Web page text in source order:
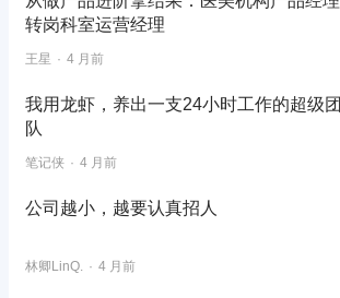
转岗科室运营经理
王星 4 月前
我用龙虾，养出一支24小时工作的超级团
队
笔记侠 4 月前
公司越小，越要认真招人
林卿LinQ. 4 月前